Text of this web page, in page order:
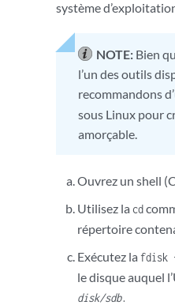
système
NOTE: Bien
l’un des outils
recommandons
sous Linux pour
amorçable.
Ouvrez un shell
Utilisez la cd
répertoire
Exécutez la fdisk
le disque auquel
disk/sdb.